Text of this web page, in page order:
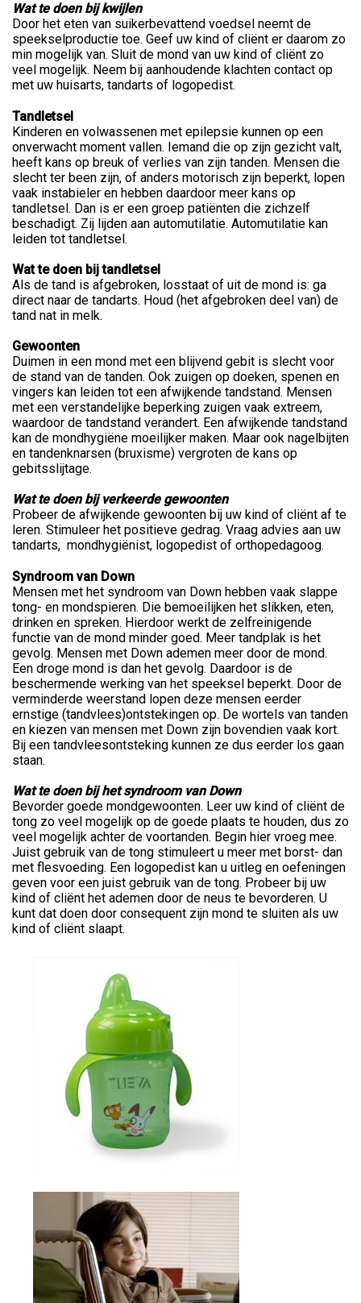
Wat te doen bij kwijlen
Door het eten van suikerbevattend voedsel neemt de
speekselproductie toe. Geef uw kind of cliënt er daarom zo
min mogelijk van. Sluit de mond van uw kind of cliënt zo
veel mogelijk. Neem bij aanhoudende klachten contact op
met uw huisarts, tandarts of logopedist.
Tandletsel
Kinderen en volwassenen met epilepsie kunnen op een
onverwacht moment vallen. Iemand die op zijn gezicht valt,
heeft kans op breuk of verlies van zijn tanden. Mensen die
slecht ter been zijn, of anders motorisch zijn beperkt, lopen
vaak instabieler en hebben daardoor meer kans op
tandletsel. Dan is er een groep patiënten die zichzelf
beschadigt. Zij lijden aan automutilatie. Automutilatie kan
leiden tot tandletsel.
Wat te doen bij tandletsel
Als de tand is afgebroken, losstaat of uit de mond is: ga
direct naar de tandarts. Houd (het afgebroken deel van) de
tand nat in melk.
Gewoonten
Duimen in een mond met een blijvend gebit is slecht voor
de stand van de tanden. Ook zuigen op doeken, spenen en
vingers kan leiden tot een afwijkende tandstand. Mensen
met een verstandelijke beperking zuigen vaak extreem,
waardoor de tandstand verandert. Een afwijkende tandstand
kan de mondhygiëne moeilijker maken. Maar ook nagelbijten
en tandenknarsen (bruxisme) vergroten de kans op
gebitsslijtage.
Wat te doen bij verkeerde gewoonten
Probeer de afwijkende gewoonten bij uw kind of cliënt af te
leren. Stimuleer het positieve gedrag. Vraag advies aan uw
tandarts, mondhygiënist, logopedist of orthopedagoog.
Syndroom van Down
Mensen met het syndroom van Down hebben vaak slappe
tong- en mondspieren. Die bemoeilijken het slikken, eten,
drinken en spreken. Hierdoor werkt de zelfreinigende
functie van de mond minder goed. Meer tandplak is het
gevolg. Mensen met Down ademen meer door de mond.
Een droge mond is dan het gevolg. Daardoor is de
beschermende werking van het speeksel beperkt. Door de
verminderde weerstand lopen deze mensen eerder
ernstige (tandvlees)ontstekingen op. De wortels van tanden
en kiezen van mensen met Down zijn bovendien vaak kort.
Bij een tandvleesontsteking kunnen ze dus eerder los gaan
staan.
Wat te doen bij het syndroom van Down
Bevorder goede mondgewoonten. Leer uw kind of cliënt de
tong zo veel mogelijk op de goede plaats te houden, dus zo
veel mogelijk achter de voortanden. Begin hier vroeg mee.
Juist gebruik van de tong stimuleert u meer met borst- dan
met flesvoeding. Een logopedist kan u uitleg en oefeningen
geven voor een juist gebruik van de tong. Probeer bij uw
kind of cliënt het ademen door de neus te bevorderen. U
kunt dat doen door consequent zijn mond te sluiten als uw
kind of cliënt slaapt.